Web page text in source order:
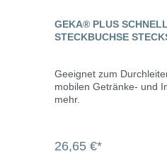
GEKA® PLUS
STECKBUCHSE
Geeignet zum
mobilen Getränke- und
mehr.
26,65 €*